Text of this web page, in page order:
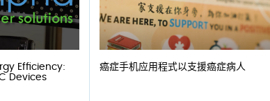
Efficiency:
Devices
癌症手机应用程式以支援癌症病人